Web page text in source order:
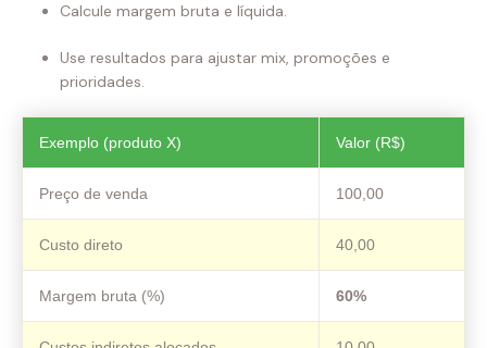
Calcule margem bruta e líquida.
Use resultados para ajustar mix, promoções e
prioridades.
Exemplo (produto X) Valor (R$)
Preço de venda 100,00
Custo direto 40,00
Margem bruta (%) 60%